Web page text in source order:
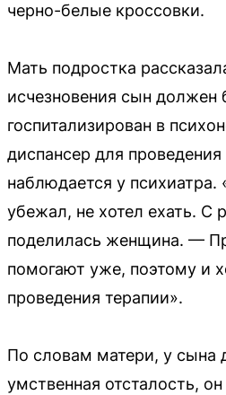
черно-белые кроссовки.
Мать подростка
исчезновения сын должен
госпитализирован в
диспансер для
наблюдается у
убежал, не хотел ехать. С
поделилась женщина. —
помогают уже, поэтому и
проведения терапии».
По словам матери, у сына
умственная отсталость,